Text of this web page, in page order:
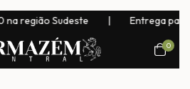
para todo o Brasil! Exceto
0